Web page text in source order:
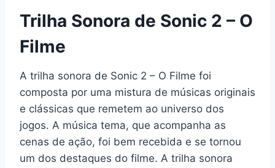
Trilha Sonora de Sonic 2 – O
Filme
A trilha sonora de Sonic 2 – O Filme foi
composta por uma mistura de músicas originais
e clássicas que remetem ao universo dos
jogos. A música tema, que acompanha as
cenas de ação, foi bem recebida e se tornou
um dos destaques do filme. A trilha sonora